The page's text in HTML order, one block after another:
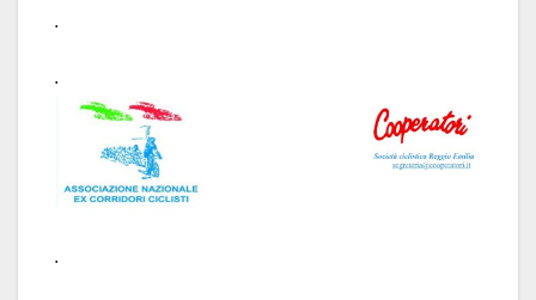
.
.
.